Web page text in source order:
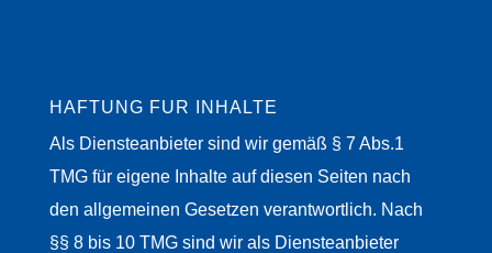
HAFTUNG FÜR INHALTE
Als Diensteanbieter sind wir gemäß § 7 Abs.1
TMG für eigene Inhalte auf diesen Seiten nach
den allgemeinen Gesetzen verantwortlich. Nach
§§ 8 bis 10 TMG sind wir als Diensteanbieter